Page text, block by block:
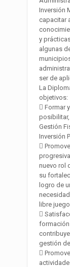
Inversión
capacitar
y
algunas
ser de
La
objetivos:
 Formar
Gestión
Inversión

nuevo rol
su
logro de
libre

formación
gestión
